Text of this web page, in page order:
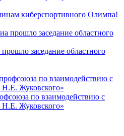
киберспортивного Олимпа!
заседание областного
по взаимодействию с
Жуковского»